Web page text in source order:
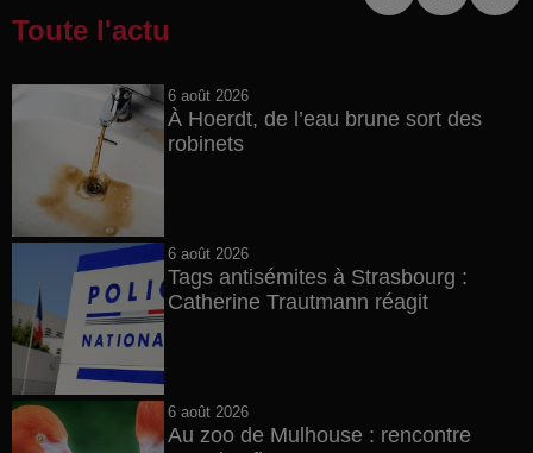
Toute l'actu
6 août 2026
À Hoerdt, de l’eau brune sort des
robinets
6 août 2026
Tags antisémites à Strasbourg :
Catherine Trautmann réagit
6 août 2026
Au zoo de Mulhouse : rencontre